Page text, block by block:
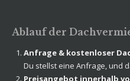
Ablauf der
Anfrage & kostenloser
Du stellst eine Anfrage, und
Preisangebot innerhalb